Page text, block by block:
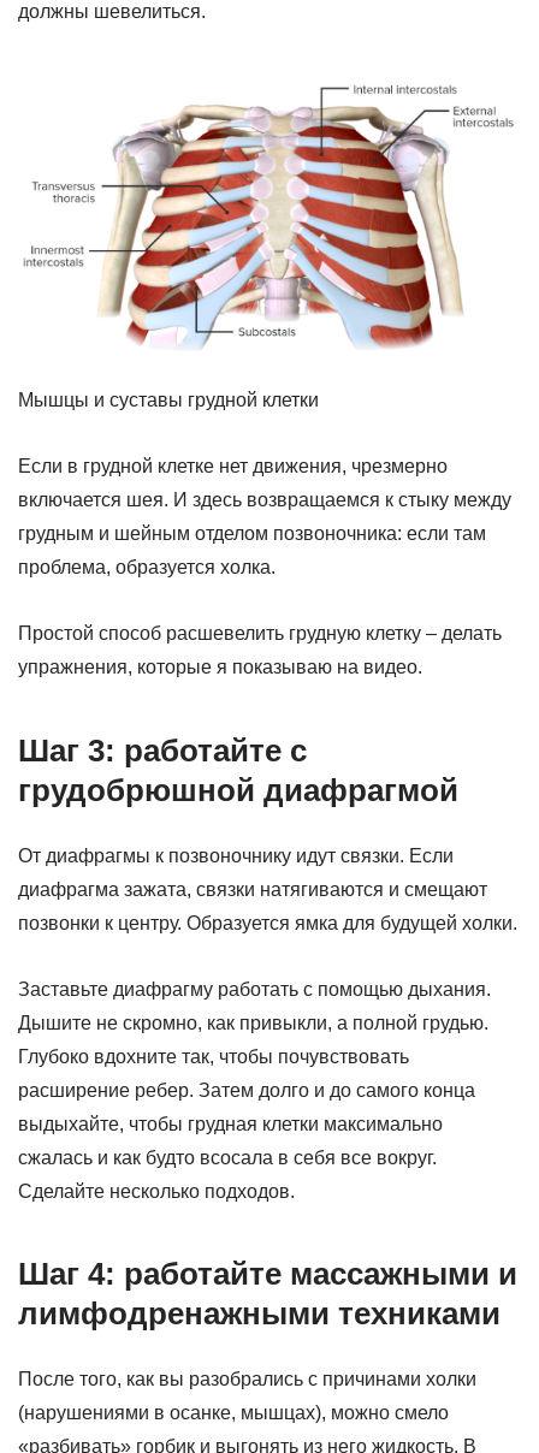
должны шевелиться.
Мышцы и суставы грудной клетки
Если в грудной клетке нет движения, чрезмерно
включается шея. И здесь возвращаемся к стыку между
грудным и шейным отделом позвоночника: если там
проблема, образуется холка.
Простой способ расшевелить грудную клетку – делать
упражнения, которые я показываю на видео.
Шаг 3: работайте с
грудобрюшной диафрагмой
От диафрагмы к позвоночнику идут связки. Если
диафрагма зажата, связки натягиваются и смещают
позвонки к центру. Образуется ямка для будущей холки.
Заставьте диафрагму работать с помощью дыхания.
Дышите не скромно, как привыкли, а полной грудью.
Глубоко вдохните так, чтобы почувствовать
расширение ребер. Затем долго и до самого конца
выдыхайте, чтобы грудная клетки максимально
сжалась и как будто всосала в себя все вокруг.
Сделайте несколько подходов.
Шаг 4: работайте массажными и
лимфодренажными техниками
После того, как вы разобрались с причинами холки
(нарушениями в осанке, мышцах), можно смело
«разбивать» горбик и выгонять из него жидкость. В